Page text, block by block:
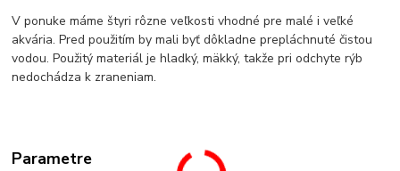
V ponuke máme štyri rôzne veľkosti vhodné pre malé i veľké
akvária. Pred použitím by mali byť dôkladne prepláchnuté čistou
vodou. Použitý materiál je hladký, mäkký, takže pri odchyte rýb
nedochádza k zraneniam.
Parametre